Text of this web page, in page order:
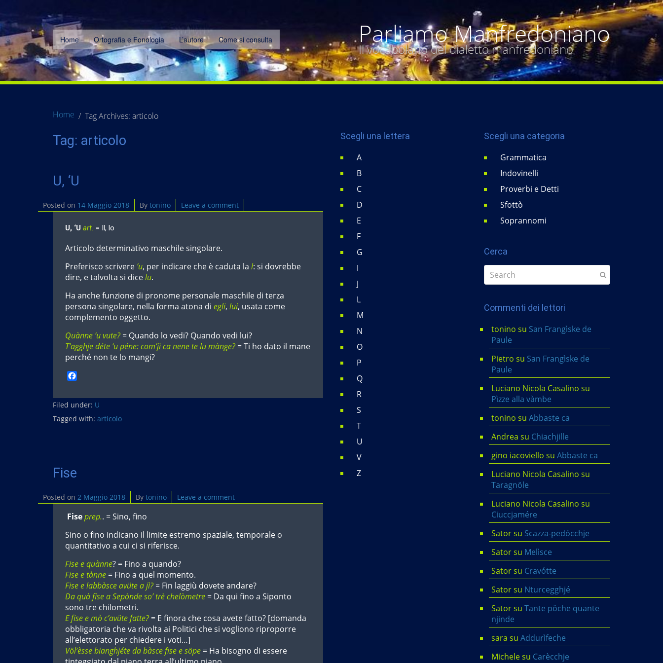
Parliamo Manfredoniano
Il vocabolario del dialetto manfredoniano
Home Ortografia e Fonologia L’autore Come si consulta
Home Tag Archives: articolo
Tag: articolo
U, ‘U
Posted on 14 Maggio 2018 By tonino Leave a comment
U, ‘U art. = Il, lo
Articolo determinativo maschile singolare.
Preferisco scrivere ‘u, per indicare che è caduta la l: si dovrebbe
dire, e talvolta si dicelu.
Ha anche funzione di pronome personale maschile di terza
persona singolare, nella forma atona di egli, lui, usata come
complemento oggetto.
Quànne ‘u vute?= Quando lo vedi? Quando vedi lui?
T’agghje déte ‘u péne: com’jì ca nene te lu mànge?= Ti ho dato il mane
perché non te lo mangi?
c
e
b
Filed under: U
Tagged with: articolo
Fise
Posted on 2 Maggio 2018 By tonino Leave a comment
Fiseprep.. = Sino, fino
Sino o fino indicano il limite estremo spaziale, temporale o
quantitativo a cui ci si riferisce.
Fise e quànne? = Fino a quando?
Fise e tànne = Fino a quel momento.
Fise e labbàsce avüte a jì?= Fin laggiù dovete andare?
Da quà fise a Sepònde so’ trè chelòmetre = Da qui fino a Siponto
sono tre chilometri.
E fise e mò c’avüte fatte?= E finora che cosa avete fatto? [domanda
obbligatoria che va rivolta ai Politici che si vogliono riproporre
all’elettorato per chiedere i voti…]
Völ’èsse bianghjéte da bàsce fise e söpe = Ha bisogno di essere
Scegli una lettera
A
B
C
D
E
F
G
I
J
L
M
N
O
P
Q
R
S
T
U
V
Z
Scegli una categoria
Grammatica
Indovinelli
Proverbi e Detti
Sfottò
Soprannomi
Cerca
Commenti dei lettori
tonino su San Frangìske de
Paule
Pietro su San Frangìske de
Paule
Luciano Nicola Casalino su
Pìzze alla vàmbe
tonino su Abbaste ca
Andrea su Chiachjille
gino iacoviello su Abbaste ca
Luciano Nicola Casalino su
Taragnöle
Luciano Nicola Casalino su
Ciuccjamére
Satorsu Scazza-pedócchje
Satorsu Melìsce
Satorsu Cravótte
Satorsu Nturcegghjé
Satorsu Tante pöche quante
njinde
sara su Addurìfeche
Michelesu Carècchje